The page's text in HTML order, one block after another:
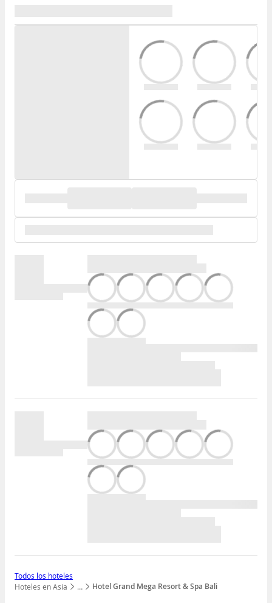
Todos los hoteles
…
Mostrar todos los niveles
Hoteles en Asia Hotel Grand Mega Resort & Spa Bali